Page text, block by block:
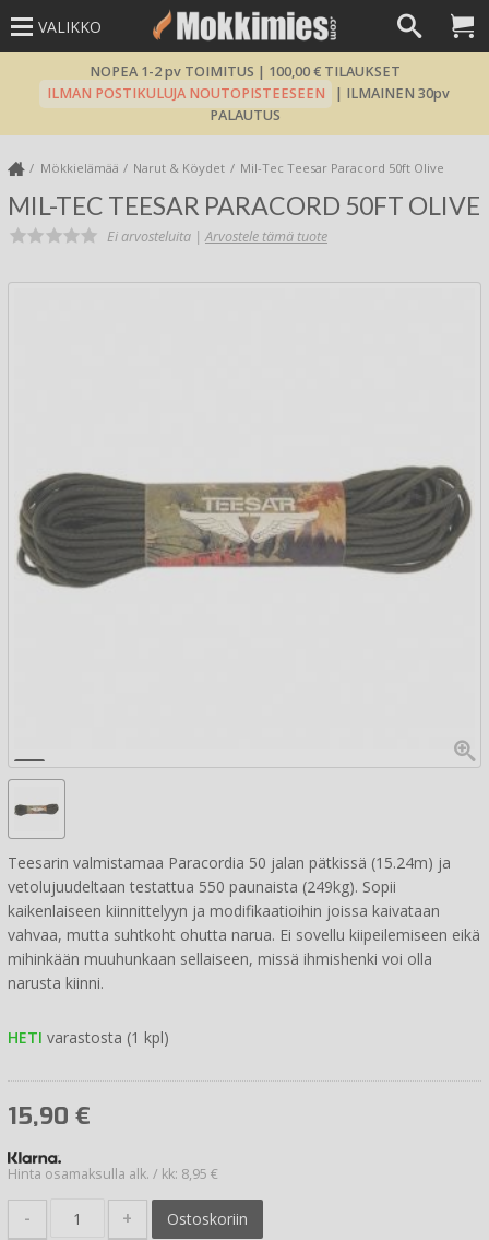
VALIKKO
NOPEA 1-2 pv TOIMITUS | 100,00 € TILAUKSET
ILMAN POSTIKULUJA NOUTOPISTEESEEN
| ILMAINEN 30pv
PALAUTUS
Mökkielämää Narut & Köydet Mil-Tec Teesar Paracord 50ft Olive
MIL-TEC TEESAR PARACORD 50FT OLIVE
Ei arvosteluita |Arvostele tämä tuote
Teesarin valmistamaa Paracordia 50 jalan pätkissä (15.24m) ja
vetolujuudeltaan testattua 550 paunaista (249kg). Sopii
kaikenlaiseen kiinnittelyyn ja modifikaatioihin joissa kaivataan
vahvaa, mutta suhtkoht ohutta narua. Ei sovellu kiipeilemiseen eikä
mihinkään muuhunkaan sellaiseen, missä ihmishenki voi olla
narusta kiinni.
HETI varastosta (1 kpl)
15,90 €
Hinta osamaksulla alk. / kk: 8,95 €
- + Ostoskoriin